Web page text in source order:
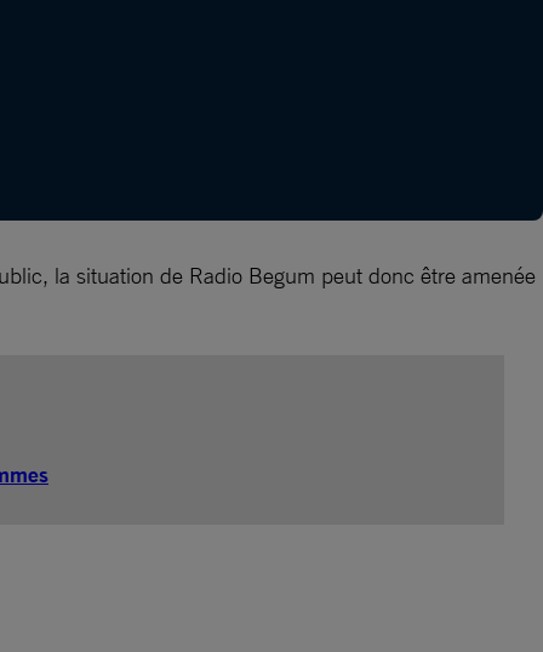
la situation de Radio Begum peut donc être amenée